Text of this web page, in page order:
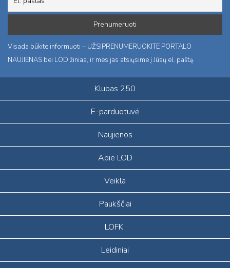
Visada būkite informuoti – UŽSIPRENUMERUOKITE PORTALO
NAUJIENAS bei LOD žinias, ir mes jas atsiųsime į Jūsų el. paštą.
Klubas 250
E-parduotuvė
Naujienos
Apie LOD
Veikla
Paukščiai
LOFK
Leidiniai